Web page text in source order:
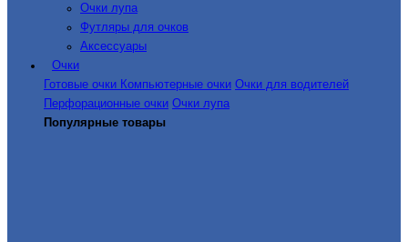
Очки лупа
Футляры для очков
Аксессуары
Очки
Готовые очки Компьютерные очки Очки для водителей
Перфорационные очки Очки лупа
Популярные товары